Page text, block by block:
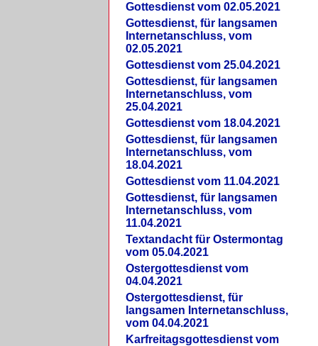
Gottesdienst vom 02.05.2021
Gottesdienst, für langsamen
Internetanschluss, vom
02.05.2021
Gottesdienst vom 25.04.2021
Gottesdienst, für langsamen
Internetanschluss, vom
25.04.2021
Gottesdienst vom 18.04.2021
Gottesdienst, für langsamen
Internetanschluss, vom
18.04.2021
Gottesdienst vom 11.04.2021
Gottesdienst, für langsamen
Internetanschluss, vom
11.04.2021
Textandacht für Ostermontag
vom 05.04.2021
Ostergottesdienst vom
04.04.2021
Ostergottesdienst, für
langsamen Internetanschluss,
vom 04.04.2021
Karfreitagsgottesdienst vom